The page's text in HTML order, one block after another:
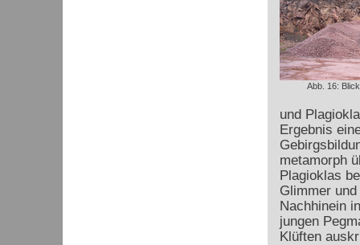
Abb. 16:
und
Ergebnis
metamorph
Plagioklas
Glimmer
Nachhinein
jungen
Klüften